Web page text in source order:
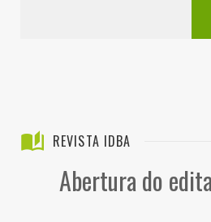
REVISTA IDBA
Abertura do